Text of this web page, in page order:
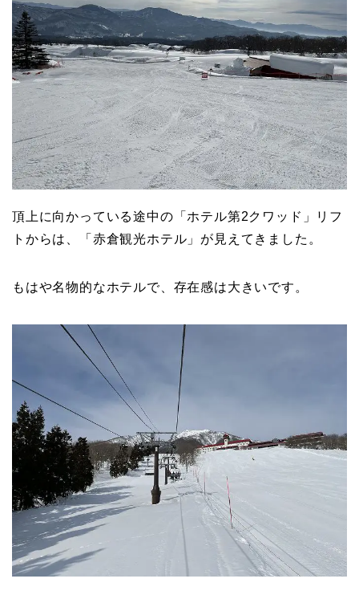
頂上に向かっている途中の「ホテル第2クワッド」リフ
トからは、「赤倉観光ホテル」が見えてきました。
もはや名物的なホテルで、存在感は大きいです。